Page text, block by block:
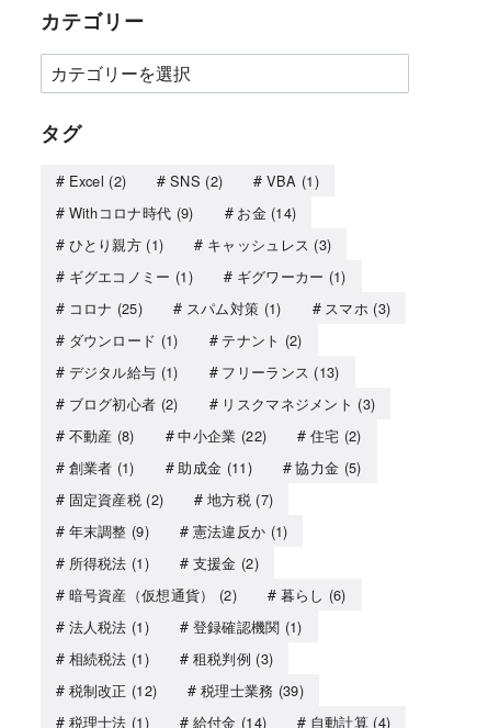
カテゴリー
タグ
Excel (2) SNS (2) VBA (1)
Withコロナ時代 (9) お金(14)
ひとり親方 (1) キャッシュレス (3)
ギグエコノミー (1) ギグワーカー (1)
コロナ (25) スパム対策 (1) スマホ (3)
ダウンロード (1) テナント (2)
デジタル給与 (1) フリーランス (13)
ブログ初心者 (2) リスクマネジメント (3)
不動産 (8) 中小企業 (22) 住宅 (2)
創業者 (1) 助成金 (11) 協力金 (5)
固定資産税 (2) 地方税(7)
年末調整 (9) 憲法違反か (1)
所得税法 (1) 支援金 (2)
暗号資産（仮想通貨）
(2) 暮らし (6)
法人税法 (1) 登録確認機関 (1)
相続税法 (1) 租税判例 (3)
税制改正 (12) 税理士業務 (39)
税理士法 (1) 給付金 (14) 自動計算(4)